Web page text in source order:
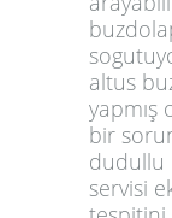
altus
yapmış
bir
dudullu
servisi